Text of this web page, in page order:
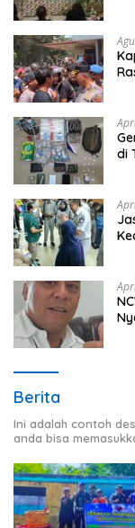
di
Berita
Ini adalah contoh
anda bisa